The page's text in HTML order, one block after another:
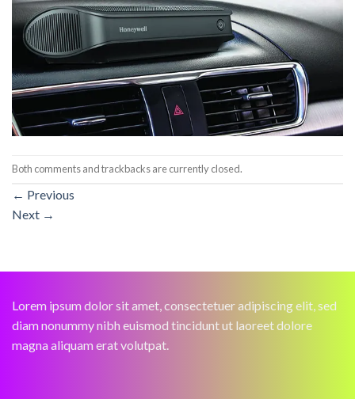
Both comments and trackbacks are currently closed.
← Previous
Next →
Lorem ipsum dolor sit amet, consectetuer adipiscing elit, sed
diam nonummy nibh euismod tincidunt ut laoreet dolore
magna aliquam erat volutpat.